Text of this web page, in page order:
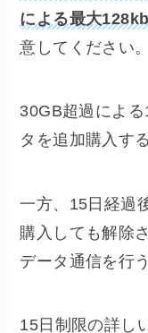
による最大
意してください。
30GB超過によ
タを追加購入す
一方、15日経過
購入しても解除
データ通信を行
15日制限の詳し